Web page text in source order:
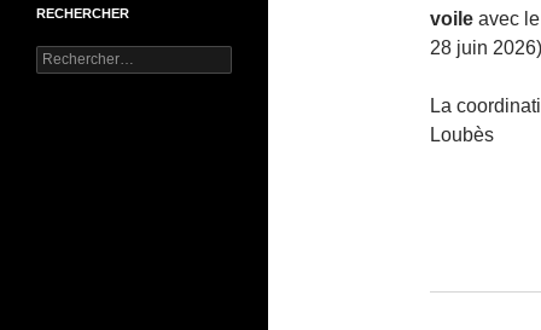
voile avec
28 juin 2026)
La
Loubès
RECHERCHER
Rechercher :